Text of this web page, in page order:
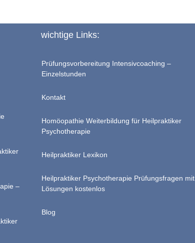
–
wichtige Links:
Prüfungsvorbereitung Intensivcoaching –
Einzelstunden
Kontakt
Homöopathie Weiterbildung für Heilpraktiker
Psychotherapie
Heilpraktiker Lexikon
Heilpraktiker Psychotherapie Prüfungsfragen mit
Lösungen kostenlos
Blog